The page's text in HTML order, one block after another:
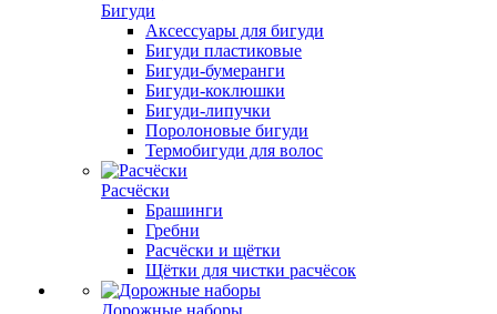
Бигуди
Аксессуары для бигуди
Бигуди пластиковые
Бигуди-бумеранги
Бигуди-коклюшки
Бигуди-липучки
Поролоновые бигуди
Термобигуди для волос
Расчёски
Брашинги
Гребни
Расчёски и щётки
Щётки для чистки расчёсок
Дорожные наборы